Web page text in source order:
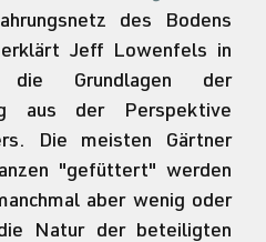
des Bodens
Jeff Lowenfels in
Grundlagen der
aus der Perspektive
Die meisten Gärtner
"gefüttert" werden
aber wenig oder
Natur der beteiligten